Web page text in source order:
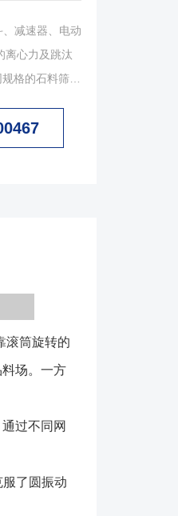
减速器、电动
格的石料筛出
粒度大的石料
筛出。不大的
于机架上(如
装置的倾斜与
品）经滚筒外
投资较少。
取设备的材
钢等类型（其
滚筒旋转的
场。一方
过不同网
了圆振动